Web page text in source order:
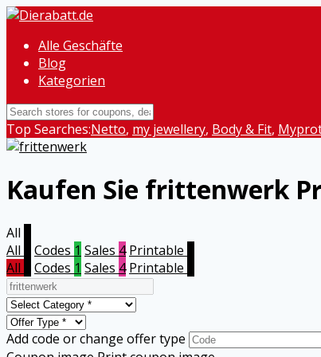
Alle Geschäfte
Blog
Kategorien
Top Searches:Netto, my jewellery, Body & Fit,
Kaufen Sie frittenwerk
All
All
Codes 1 Sales 4 Printable
All
Codes 1 Sales 4 Printable
Add code or change offer type